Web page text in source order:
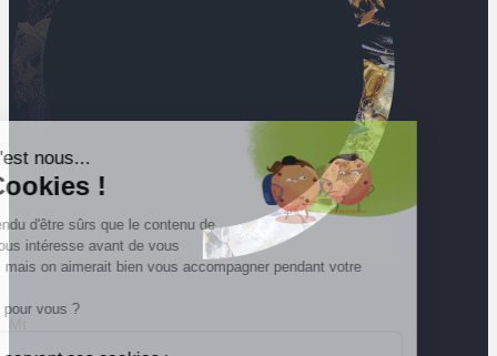
Salut c'est nous...
les Cookies !
On a attendu d'être sûrs que le contenu de
ce site vous intéresse avant de vous
déranger, mais on aimerait bien vous accompagner pendant votre
C'est OK pour vous ?